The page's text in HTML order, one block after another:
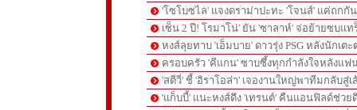
'โซโบซไล' แจงดราม่าปะทะ 'โจนส์' แค่ถกกั
เซ็น 2 ปี! โรมาโน่' ยัน 'ซาลาห์' จ่อย้ายซบแ
หงส์ลุยทาบ 'เอ็มบาย' ดาวรุ่ง PSG หลังนักเต
ครอบครัว 'คีแกน' ซาบซึ้งทุกกำลังใจหลังแฟ
'สตีวี่' ชี้ 'อิราโอล่า' เจองานใหญ่พาทีมกลับสู่
'แก็บบี้' แนะหงส์ดึง 'เทรนต์' คืนแอนฟิลด์ช่วย